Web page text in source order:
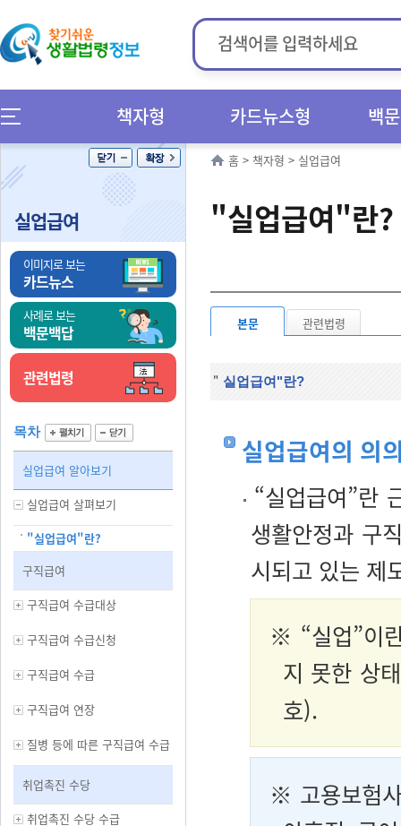
책자형 카드뉴스형 백
실업급여
이미지로 보는
카드뉴스
사례로 보는
백문백답
관련법령
목차
실업급여 알아보기
실업급여 살펴보기
"실업급여"란?
구직급여
구직급여 수급대상
구직급여 수급신청
구직급여 수급
구직급여 연장
질병 등에 따른 구직급여 수급
취업촉진 수당
취업촉진 수당 수급
홈 > 책자형 > 실업급여
"실업급여"란?
본문 관련법령
" 실업급여"란?
실업급여의 의
“실업급여”란
생활안정과 구
시되고 있는 제
※ “실업”이
지 못한 상
호).
※ 고용보험